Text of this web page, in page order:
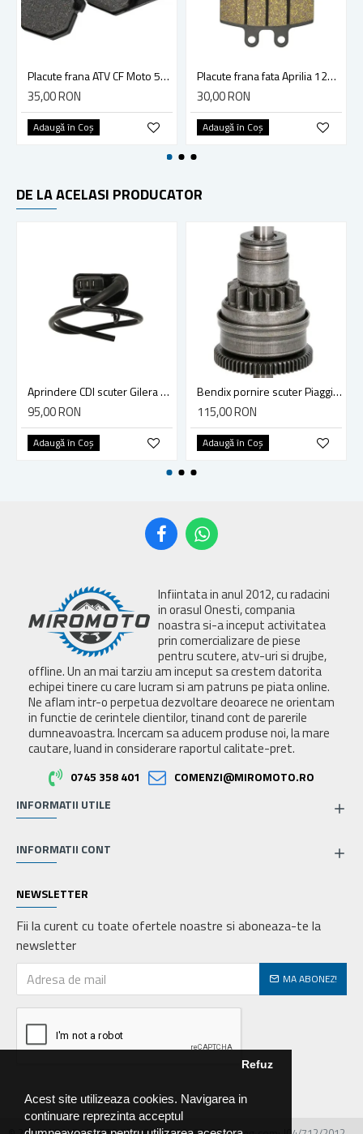
Acest site utilizeaza cookies. Navigarea in
continuare reprezinta acceptul
Refuz
Placute frana ATV CF Moto 500cc (Cal II)
35,00 RON
Adaugă în Coş
Placute frana fata Aprilia 125 150 200 400 500 Tuareg Wind ETX MALAGUTI 125
30,00 RON
Adaugă în Coş
DE LA ACELASI PRODUCATOR
Aprindere CDI scuter Gilera Runner (97-02), Stalker, Piaggio Free, Liberty, Typhoon, NRG, Sfera, Zip, Vespa ET2 2 timpi 50cc, RMS Italia
95,00 RON
Adaugă în Coş
Bendix pornire scuter Piaggio Liberty-Hexagon-Vespa Et4 125cc, Cagiva Cucciolo Nuvola 125, 13-47 dinti
115,00 RON
Adaugă în Coş
Infiintata in anul 2012, cu radacini
in orasul Onesti, compania
noastra si-a inceput activitatea
prin comercializare de piese
pentru scutere, atv-uri si drujbe,
offline. Un an mai tarziu am inceput sa crestem datorita
echipei tinere cu care lucram si am patruns pe piata online.
Ne aflam intr-o perpetua dezvoltare deoarece ne orientam
in functie de cerintele clientilor, tinand cont de parerile
dumneavoastra. Incercam sa aducem produse noi, la mare
cautare, luand in considerare raportul calitate-pret.
0745 358 401
COMENZI@MIROMOTO.RO
INFORMATII UTILE
INFORMATII CONT
NEWSLETTER
Fii la curent cu toate ofertele noastre si aboneaza-te la
newsletter
MA ABONEZ!